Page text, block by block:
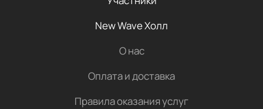
New Wave Холл
О нас
Оплата и доставка
Правила оказания услуг